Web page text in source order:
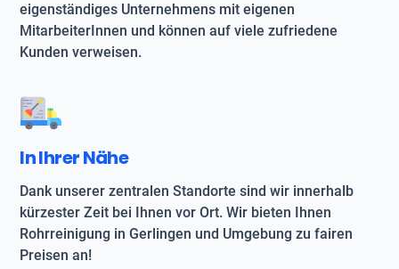
eigenständiges Unternehmens mit eigenen
MitarbeiterInnen und können auf viele zufriedene
Kunden verweisen.
In Ihrer Nähe
Dank unserer zentralen Standorte sind wir innerhalb
kürzester Zeit bei Ihnen vor Ort. Wir bieten Ihnen
Rohrreinigung in Gerlingen und Umgebung zu fairen
Preisen an!